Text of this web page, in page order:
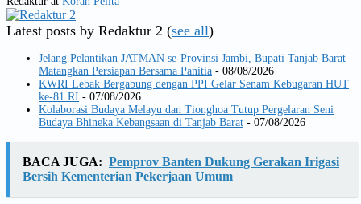
Latest posts by Redaktur 2 (see all)
Jelang Pelantikan JATMAN se-Provinsi Jambi, Bupati Tanjab Barat
Matangkan Persiapan Bersama Panitia - 08/08/2026
KWRI Lebak Bergabung dengan PPI Gelar Senam Kebugaran HUT
ke-81 RI - 07/08/2026
Kolaborasi Budaya Melayu dan Tionghoa Tutup Pergelaran Seni
Budaya Bhineka Kebangsaan di Tanjab Barat - 07/08/2026
BACA JUGA: Pemprov Banten Dukung Gerakan Irigasi
Bersih Kementerian Pekerjaan Umum